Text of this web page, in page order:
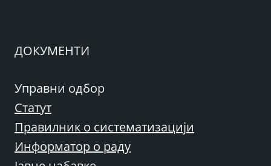
ДОКУМЕНТИ
Управни одбор
Статут
Правилник о систематизацији
Информатор о раду